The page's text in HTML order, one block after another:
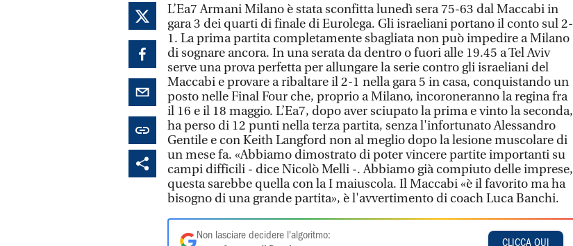
L’Ea7 Armani Milano è stata sconfitta lunedì sera 75-63 dal Maccabi in
gara 3 dei quarti di finale di Eurolega. Gli israeliani portano il conto sul 2-
1. La prima partita completamente sbagliata non può impedire a Milano
di sognare ancora. In una serata da dentro o fuori alle 19.45 a Tel Aviv
serve una prova perfetta per allungare la serie contro gli israeliani del
Maccabi e provare a ribaltare il 2-1 nella gara 5 in casa, conquistando un
posto nelle Final Four che, proprio a Milano, incoroneranno la regina fra
il 16 e il 18 maggio. L’Ea7, dopo aver sciupato la prima e vinto la seconda,
ha perso di 12 punti nella terza partita, senza l'infortunato Alessandro
Gentile e con Keith Langford non al meglio dopo la lesione muscolare di
un mese fa. «Abbiamo dimostrato di poter vincere partite importanti su
campi difficili - dice Nicolò Melli -. Abbiamo già compiuto delle imprese,
questa sarebbe quella con la I maiuscola. Il Maccabi «è il favorito ma ha
bisogno di una grande partita», è l'avvertimento di coach Luca Banchi.
Non lasciare decidere l'algoritmo:
CLICCA QUI